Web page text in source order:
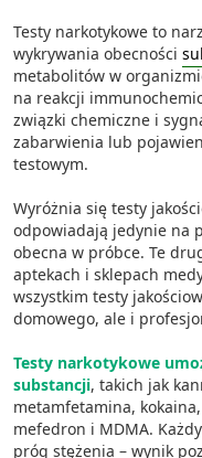
Testy narkotykowe to
wykrywania obecności
metabolitów w
na reakcji
związki chemiczne i
zabarwienia lub
testowym.
Wyróżnia się testy
odpowiadają jedynie na
obecna w próbce. Te
aptekach i sklepach
wszystkim testy
domowego, ale i
Testy narkotykowe
substancji, takich jak
metamfetamina,
mefedron i MDMA.
próg stężenia – wynik